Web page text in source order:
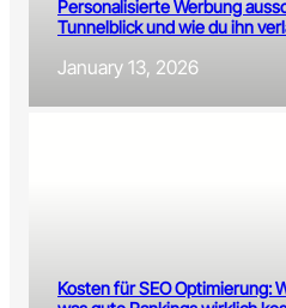
Personalisierte Werbung
Tunnelblick und wie du ihn
January 13, 2026
Kosten für SEO Optimierung: